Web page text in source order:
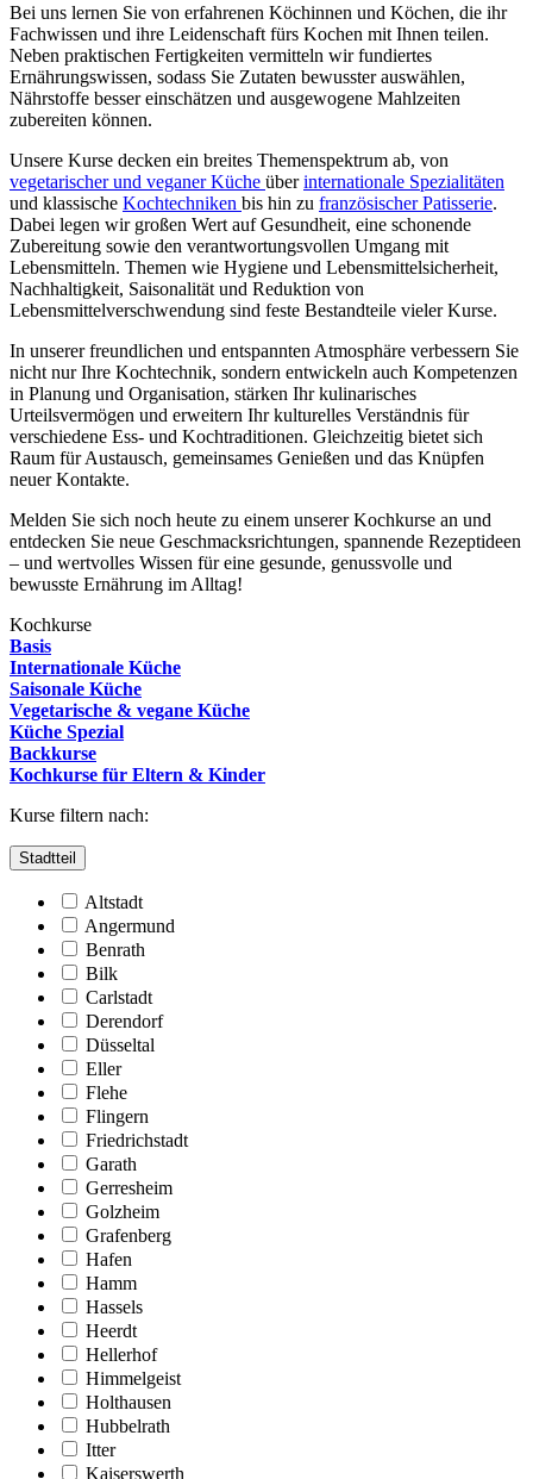
Bei uns lernen Sie von erfahrenen Köchinnen und Köchen, die ihr
Fachwissen und ihre Leidenschaft fürs Kochen mit Ihnen teilen.
Neben praktischen Fertigkeiten vermitteln wir fundiertes
Ernährungswissen, sodass Sie Zutaten bewusster auswählen,
Nährstoffe besser einschätzen und ausgewogene Mahlzeiten
zubereiten können.
Unsere Kurse decken ein breites Themenspektrum ab, von
vegetarischer und veganer Küche überinternationale Spezialitäten
und klassische Kochtechniken bis hin zu französischer Patisserie.
Dabei legen wir großen Wert auf Gesundheit, eine schonende
Zubereitung sowie den verantwortungsvollen Umgang mit
Lebensmitteln. Themen wie Hygiene und Lebensmittelsicherheit,
Nachhaltigkeit, Saisonalität und Reduktion von
Lebensmittelverschwendung sind feste Bestandteile vieler Kurse.
In unserer freundlichen und entspannten Atmosphäre verbessern Sie
nicht nur Ihre Kochtechnik, sondern entwickeln auch Kompetenzen
in Planung und Organisation, stärken Ihr kulinarisches
Urteilsvermögen und erweitern Ihr kulturelles Verständnis für
verschiedene Ess- und Kochtraditionen. Gleichzeitig bietet sich
Raum für Austausch, gemeinsames Genießen und das Knüpfen
neuer Kontakte.
Melden Sie sich noch heute zu einem unserer Kochkurse an und
entdecken Sie neue Geschmacksrichtungen, spannende Rezeptideen
– und wertvolles Wissen für eine gesunde, genussvolle und
bewusste Ernährung im Alltag!
Kochkurse
Basis
Internationale Küche
Saisonale Küche
Vegetarische & vegane Küche
Küche Spezial
Backkurse
Kochkurse für Eltern & Kinder
Kurse filtern nach:
Stadtteil
Altstadt
Angermund
Benrath
Bilk
Carlstadt
Derendorf
Düsseltal
Eller
Flehe
Flingern
Friedrichstadt
Garath
Gerresheim
Golzheim
Grafenberg
Hafen
Hamm
Hassels
Heerdt
Hellerhof
Himmelgeist
Holthausen
Hubbelrath
Itter
Kaiserswerth